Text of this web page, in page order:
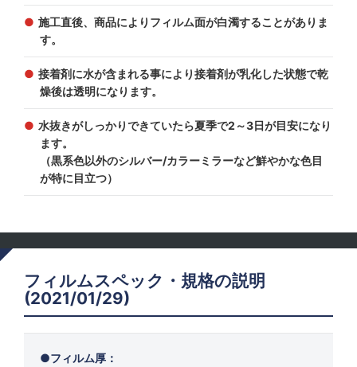
施工直後、商品によりフィルム面が白濁することがありま
す。
接着剤に水が含まれる事により接着剤が乳化した状態で乾
燥後は透明になります。
水抜きがしっかりできていたら夏季で2～3日が目安になり
ます。
（黒系色以外のシルバー/カラーミラーなど鮮やかな色目
が特に目立つ）
フィルムスペック・規格の説明
(2021/01/29)
フィルム厚：